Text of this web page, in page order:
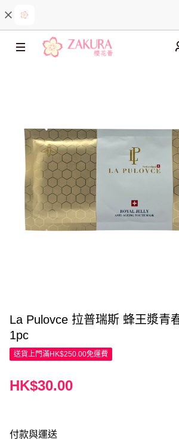
La Pulovce 拉普瑞斯 蜂王漿青
1pc
送貨上門滿HK$250.00免運費
HK$30.00
付款與運送